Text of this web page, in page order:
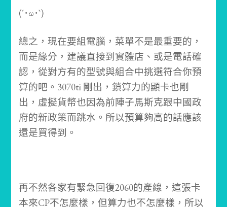
(´･ω･`)
總之，現在要組電腦，菜單不是最重要的，
而是緣分，建議直接到實體店、或是電話確
認，從對方有的型號與組合中挑選符合你預
算的吧。3070ti 剛出，鎖算力的顯卡也剛
出，虛擬貨幣也因為前陣子馬斯克跟中國政
府的新政策而跳水。所以預算夠高的話應該
還是買得到。
再不然各家有緊急回復2060的產線，這張卡
本來CP不怎麼樣，但算力也不怎麼樣，所以